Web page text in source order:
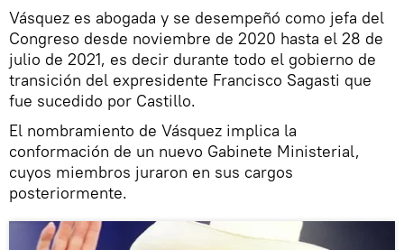
Vásquez es abogada y se desempeñó como jefa del
Congreso desde noviembre de 2020 hasta el 28 de
julio de 2021, es decir durante todo el gobierno de
transición del expresidente Francisco Sagasti que
fue sucedido por Castillo.
El nombramiento de Vásquez implica la
conformación de un nuevo Gabinete Ministerial,
cuyos miembros juraron en sus cargos
posteriormente.